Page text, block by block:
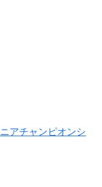
アチャンピオンシ